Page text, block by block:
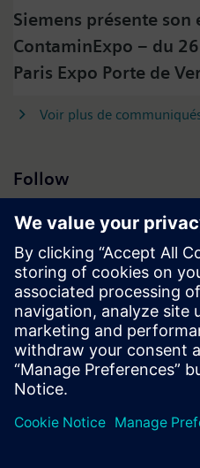
Siemens présente
ContaminExpo – du
Paris Expo Porte de
Voir plus de
Follow
Press | Company | Siemens
© Siemens 1996 – 2026
Information corporate
Vie privée
Conditions d’utilisation